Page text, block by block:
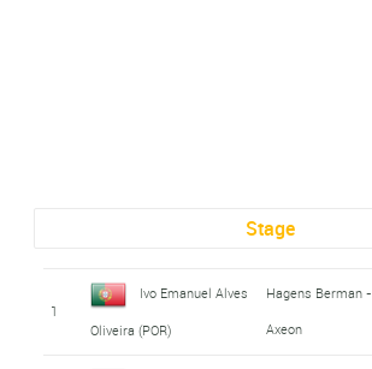
Stage
1
Ivo Emanuel Alves
Oliveira (POR)
Hagens Berman -
Axeon